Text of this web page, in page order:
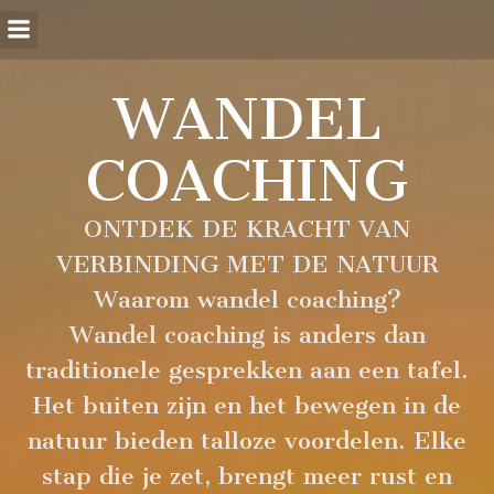
WANDEL
COACHING
ONTDEK DE KRACHT VAN
VERBINDING MET DE NATUUR
Waarom wandel coaching?
Wandel coaching is anders dan
traditionele gesprekken aan een tafel.
Het buiten zijn en het bewegen in de
natuur bieden talloze voordelen. Elke
stap die je zet, brengt meer rust en